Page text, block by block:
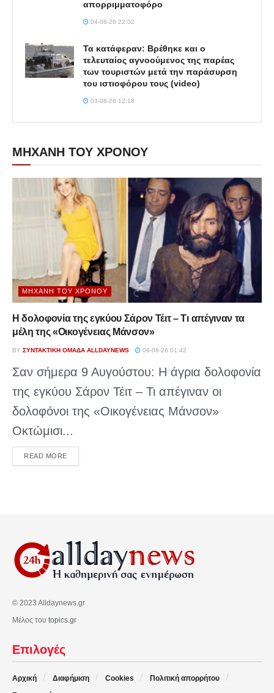
απορριμματοφόρο
04-08-26 22:02
Τα κατάφεραν: Βρέθηκε και ο
τελευταίος αγνοούμενος της παρέας
των τουριστών μετά την παράσυρση
του ιστιοφόρου τους (video)
03-08-26 12:18
ΜΗΧΑΝΗ ΤΟΥ ΧΡΟΝΟΥ
ΜΗΧΑΝΉ ΤΟΥ ΧΡΌΝΟΥ
Η δολοφονία της εγκύου Σάρον Τέιτ – Τι απέγιναν τα
μέλη της «Οικογένειας Μάνσον»
BY ΣΥΝΤΑΚΤΙΚΉ ΟΜΆΔΑ ALLDAYNEWS 09-08-26 01:42
Σαν σήμερα 9 Αυγούστου: Η άγρια δολοφονία
της εγκύου Σάρον Τέιτ – Τι απέγιναν οι
δολοφόνοι της «Οικογένειας Μάνσον»
Οκτώμισι...
READ MOREDETAILS
© 2023 Alldaynews.gr
Μέλος του topics.gr
Επιλογές
Αρχική Διαφήμιση Cookies
Πολιτική απορρήτου